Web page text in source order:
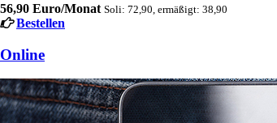
56,90 Euro/Monat Soli: 72,90, ermäßigt: 38,90
Bestellen
Online